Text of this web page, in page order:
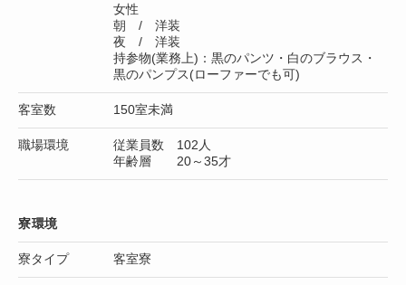
女性
朝 / 洋装
夜 / 洋装
持参物(業務上)：黒のパンツ・白のブラウス・
黒のパンプス(ローファーでも可)
客室数 150室未満
職場環境
従業員数 102人
年齢層 20～35才
寮環境
寮タイプ 客室寮